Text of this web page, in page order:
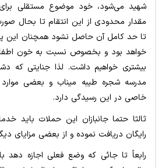
شهید می‌شود، خود موضوع مستقلی برای
مقدار محدودی از این انتقام تا بحال
تا حد کامل آن حاصل نشود همچنان این
خواهد بود و بخصوص نسبت به خون
بیشتری خواهیم داشت. لذا جنایتی که
مدرسه شجره طیبه میناب و بعضی
خاصی در این رسیدگی دارد.
ثالثا حتما جانبازان این حملات باید
رایگان دریافت نموده و از بعضی مزایای
رابعاً تا جائی که وضع فعلی اجازه دهد